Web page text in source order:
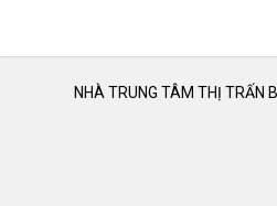
NHÀ TRUNG TÂM THỊ TRẤN